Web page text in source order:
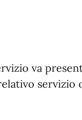
va
servizio